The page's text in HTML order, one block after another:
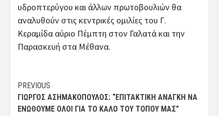
υδροπτερύγου και άλλων πρωτοβουλιών θα
αναλυθούν στις κεντρικές ομιλίες του Γ.
Κεραμίδα αύριο Πέμπτη στον Γαλατά και την
Παρασκευή στα Μέθανα.
Post
navigation
PREVIOUS
ΓΙΏΡΓΟΣ ΑΣΗΜΑΚΌΠΟΥΛΟΣ: “ΕΠΙΤΑΚΤΙΚΉ ΑΝΆΓΚΗ ΝΑ
ΕΝΩΘΟΎΜΕ ΌΛΟΙ ΓΙΑ ΤΟ ΚΑΛΌ ΤΟΥ ΤΌΠΟΥ ΜΑΣ”